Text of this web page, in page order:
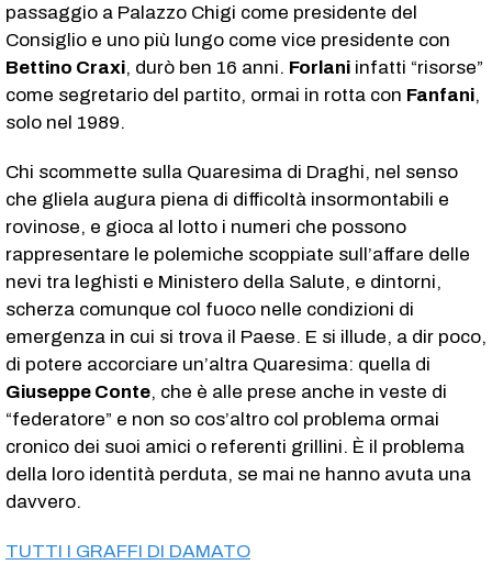
passaggio a Palazzo Chigi come presidente del
Consiglio e uno più lungo come vice presidente con
Bettino Craxi, durò ben 16 anni. Forlani infatti “risorse”
come segretario del partito, ormai in rotta con Fanfani,
solo nel 1989.
Chi scommette sulla Quaresima di Draghi, nel senso
che gliela augura piena di difficoltà insormontabili e
rovinose, e gioca al lotto i numeri che possono
rappresentare le polemiche scoppiate sull’affare delle
nevi tra leghisti e Ministero della Salute, e dintorni,
scherza comunque col fuoco nelle condizioni di
emergenza in cui si trova il Paese. E si illude, a dir poco,
di potere accorciare un’altra Quaresima: quella di
Giuseppe Conte, che è alle prese anche in veste di
“federatore” e non so cos’altro col problema ormai
cronico dei suoi amici o referenti grillini. È il problema
della loro identità perduta, se mai ne hanno avuta una
davvero.
TUTTI I GRAFFI DI DAMATO